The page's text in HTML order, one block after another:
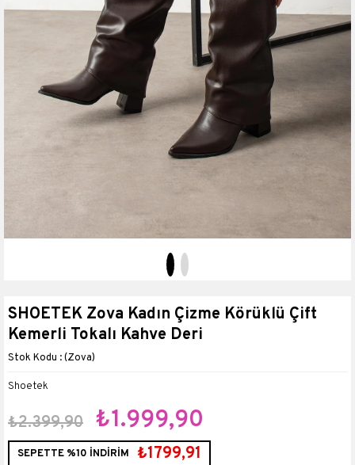
SHOETEK Zova Kadın Çizme Körüklü Çift
Kemerli Tokalı Kahve Deri
(Zova)
Shoetek
₺2.399,90 ₺1.999,90
SEPETTE %10 İNDİRİM ₺1799,91